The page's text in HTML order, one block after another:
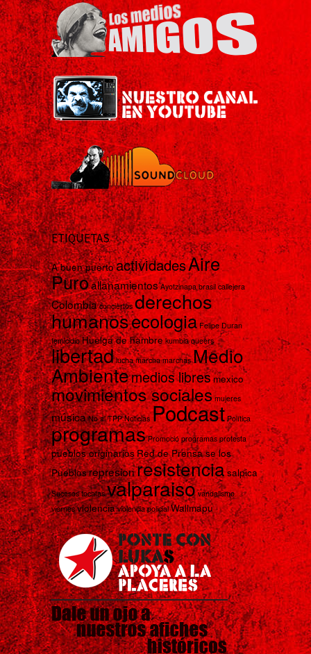
ETIQUETAS
A buen puertoactividadesAire
Puroallanamientos Ayotzinapa brasil callejera
Colombia conciertos derechos
humanosecologia Felipe Duran
femicidio Huelga de hambre kumbia queers
libertad lucha marcha marchas Medio
Ambientemedios libresmexico
movimientos sociales mujeres
música No al TPP Noticias Podcast Política
programas Promoció programas protesta
pueblos originariosRed de Prensa se los
Pueblosrepresionresistenciasalpica
Sucesos tocatas valparaiso vandalismo
viernes violencia violencia policial Wallmapu